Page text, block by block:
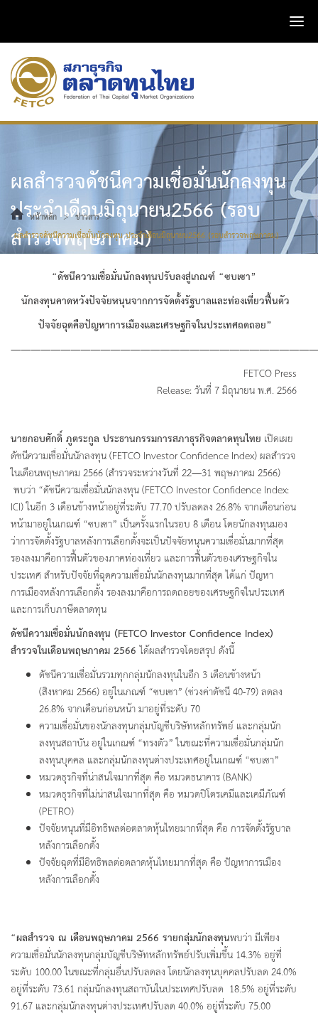
ผลสำรวจดัชนีความเชื่อมั่นนักลงทุน
ประจำเดือนมิถุนายน2566 (รอบ
สำรวจพฤษภาคม)
หน้าหลัก > ข่าวสาร >
ผลสำรวจดัชนีความเชื่อมั่นนักลงทุน ประจำเดือนมิถุนายน2566 (รอบสำรวจพฤษภาคม)
“ดัชนีความเชื่อมั่นนักลงทุนปรับลงสู่เกณฑ์ “ซบเซา”
นักลงทุนคาดหวังปัจจัยหนุนจากการจัดตั้งรัฐบาลและท่องเที่ยวฟื้นตัว
ปัจจัยฉุดคือปัญหาการเมืองและเศรษฐกิจในประเทศถดถอย”
FETCO Press
Release: วันที่ 7 มิถุนายน พ.ศ. 2566
นายกอบศักดิ์ ภูตระกูล ประธานกรรมการสภาธุรกิจตลาดทุนไทย เปิดเผย
ดัชนีความเชื่อมั่นนักลงทุน (FETCO Investor Confidence Index) ผลสำรวจ
ในเดือนพฤษภาคม 2566 (สำรวจระหว่างวันที่ 22—31 พฤษภาคม 2566)
พบว่า “ดัชนีความเชื่อมั่นนักลงทุน (FETCO Investor Confidence Index:
ICI) ในอีก 3 เดือนข้างหน้าอยู่ที่ระดับ 77.70 ปรับลดลง 26.8% จากเดือนก่อน
หน้ามาอยู่ในเกณฑ์ “ซบเซา” เป็นครั้งแรกในรอบ 8 เดือน โดยนักลงทุนมอง
ว่าการจัดตั้งรัฐบาลหลังการเลือกตั้งจะเป็นปัจจัยหนุนความเชื่อมั่นมากที่สุด
รองลงมาคือการฟื้นตัวของภาคท่องเที่ยว และการฟื้นตัวของเศรษฐกิจใน
ประเทศ สำหรับปัจจัยที่ฉุดความเชื่อมั่นนักลงทุนมากที่สุด ได้แก่ ปัญหา
การเมืองหลังการเลือกตั้ง รองลงมาคือการถดถอยของเศรษฐกิจในประเทศ
และการเก็บภาษีตลาดทุน
ดัชนีความเชื่อมั่นนักลงทุน (FETCO Investor Confidence Index)
สำรวจในเดือนพฤษภาคม 2566ได้ผลสำรวจโดยสรุป ดังนี้
ดัชนีความเชื่อมั่นรวมทุกกลุ่มนักลงทุนในอีก 3 เดือนข้างหน้า
(สิงหาคม 2566) อยู่ในเกณฑ์ “ซบเซา” (ช่วงค่าดัชนี 40-79) ลดลง
26.8% จากเดือนก่อนหน้า มาอยู่ที่ระดับ 70
ความเชื่อมั่นของนักลงทุนกลุ่มบัญชีบริษัทหลักทรัพย์ และกลุ่มนัก
ลงทุนสถาบัน อยู่ในเกณฑ์ “ทรงตัว” ในขณะที่ความเชื่อมั่นกลุ่มนัก
ลงทุนบุคคล และกลุ่มนักลงทุนต่างประเทศอยู่ในเกณฑ์ “ซบเซา”
หมวดธุรกิจที่น่าสนใจมากที่สุด คือ หมวดธนาคาร (BANK)
หมวดธุรกิจที่ไม่น่าสนใจมากที่สุด คือ หมวดปิโตรเคมีและเคมีภัณฑ์
(PETRO)
ปัจจัยหนุนที่มีอิทธิพลต่อตลาดหุ้นไทยมากที่สุด คือ การจัดตั้งรัฐบาล
หลังการเลือกตั้ง
ปัจจัยฉุดที่มีอิทธิพลต่อตลาดหุ้นไทยมากที่สุด คือ ปัญหาการเมือง
หลังการเลือกตั้ง
“ผลสำรวจ ณ เดือนพฤษภาคม 2566 รายกลุ่มนักลงทุนพบว่า มีเพียง
ความเชื่อมั่นนักลงทุนกลุ่มบัญชีบริษัทหลักทรัพย์ปรับเพิ่มขึ้น 14.3% อยู่ที่
ระดับ 100.00 ในขณะที่กลุ่มอื่นปรับลดลง โดยนักลงทุนบุคคลปรับลด 24.0%
อยู่ที่ระดับ 73.61 กลุ่มนักลงทุนสถาบันในประเทศปรับลด 18.5% อยู่ที่ระดับ
91.67 และกลุ่มนักลงทุนต่างประเทศปรับลด 40.0% อยู่ที่ระดับ 75.00